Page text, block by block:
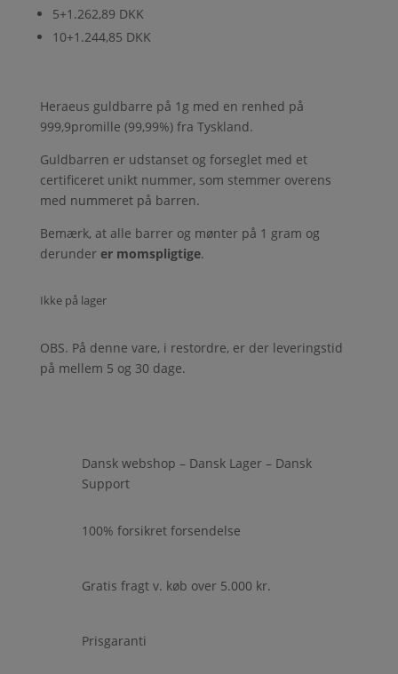
5+1.262,89 DKK
10+1.244,85 DKK
Heraeus guldbarre på 1g med en renhed på
999,9promille (99,99%) fra Tyskland.
Guldbarren er udstanset og forseglet med et
certificeret unikt nummer, som stemmer overens
med nummeret på barren.
Bemærk, at alle barrer og mønter på 1 gram og
derunder er momspligtige.
Ikke på lager
OBS. På denne vare, i restordre, er der leveringstid
på mellem 5 og 30 dage.
Dansk webshop – Dansk Lager – Dansk
Support
100% forsikret forsendelse
Gratis fragt v. køb over 5.000 kr.
Prisgaranti